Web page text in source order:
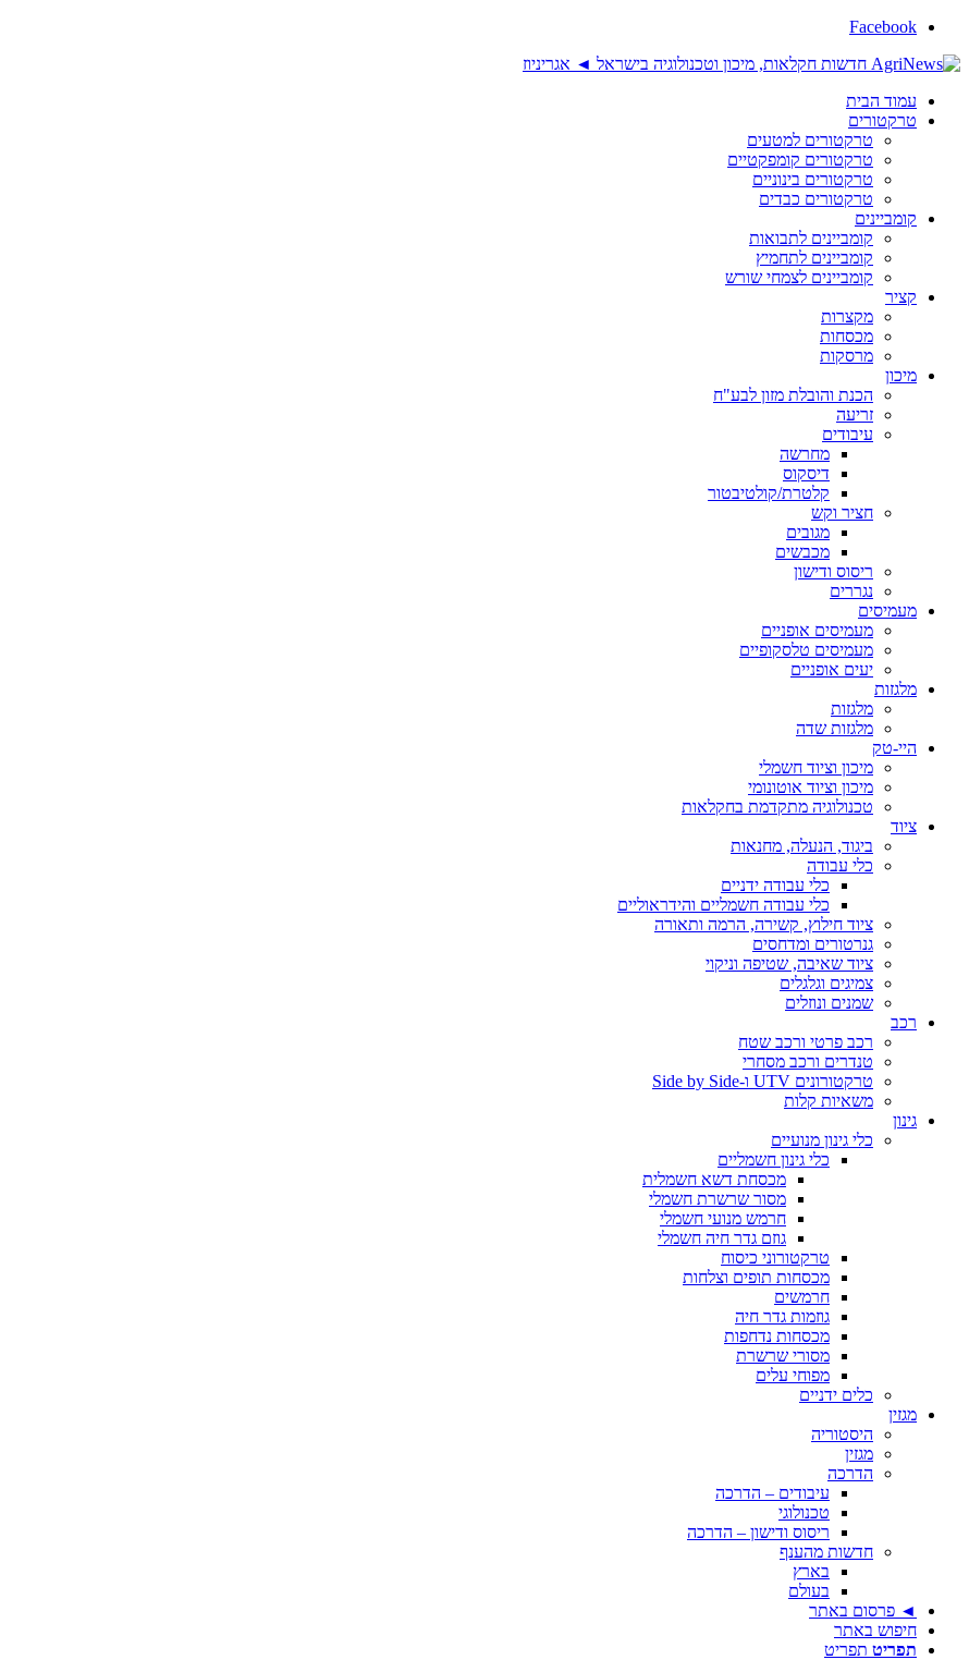
Facebook
עמוד הבית
טרקטורים
טרקטורים למטעים
טרקטורים קומפקטיים
טרקטורים בינוניים
טרקטורים כבדים
קומביינים
קומביינים לתבואות
קומביינים לתחמיץ
קומביינים לצמחי שורש
קציר
מקצרות
מכסחות
מרסקות
מיכון
הכנת והובלת מזון לבע"ח
זריעה
עיבודים
מחרשה
דיסקוס
קלטרת/קולטיבטור
חציר וקש
מגובים
מכבשים
ריסוס ודישון
נגררים
מעמיסים
מעמיסים אופניים
מעמיסים טלסקופיים
יעים אופניים
מלגזות
מלגזות
מלגזות שדה
היי-טק
מיכון וציוד חשמלי
מיכון וציוד אוטונומי
טכנולוגיה מתקדמת בחקלאות
ציוד
ביגוד, הנעלה, מחנאות
כלי עבודה
כלי עבודה ידניים
כלי עבודה חשמליים והידראוליים
ציוד חילוץ, קשירה, הרמה ותאורה
גנרטורים ומדחסים
ציוד שאיבה, שטיפה וניקוי
צמיגים וגלגלים
שמנים ונוזלים
רכב
רכב פרטי ורכב שטח
טנדרים ורכב מסחרי
טרקטורונים UTV ו-Side by Side
משאיות קלות
גינון
כלי גינון מנועיים
כלי גינון חשמליים
מכסחת דשא חשמלית
מסור שרשרת חשמלי
חרמש מנועי חשמלי
גוזם גדר חיה חשמלי
טרקטורוני כיסוח
מכסחות תופים וצלחות
חרמשים
גוזמות גדר חיה
מכסחות נדחפות
מסורי שרשרת
מפוחי עלים
כלים ידניים
מגזין
היסטוריה
מגזין
הדרכה
עיבודים – הדרכה
טכנולוגי
ריסוס ודישון – הדרכה
חדשות מהענף
בארץ
בעולם
◄ פרסום באתר
חיפוש באתר
תפריט תפריט